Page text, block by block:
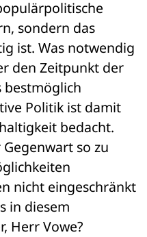
sondern das
ist. Was notwendig
den Zeitpunkt der
bestmöglich
Politik ist damit
bedacht.
so zu
nicht eingeschränkt
in diesem
Herr Vowe?